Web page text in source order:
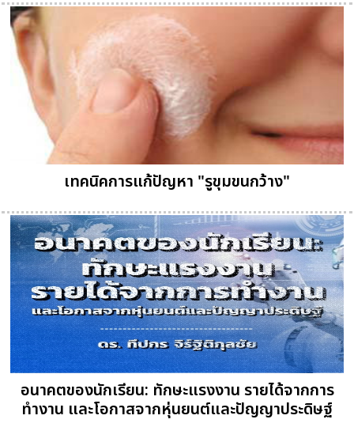
เทคนิคการแก้ปัญหา "รูขุมขนกว้าง"
อนาคตของนักเรียน: ทักษะแรงงาน รายได้จากการ
ทำงาน และโอกาสจากหุ่นยนต์และปัญญาประดิษฐ์